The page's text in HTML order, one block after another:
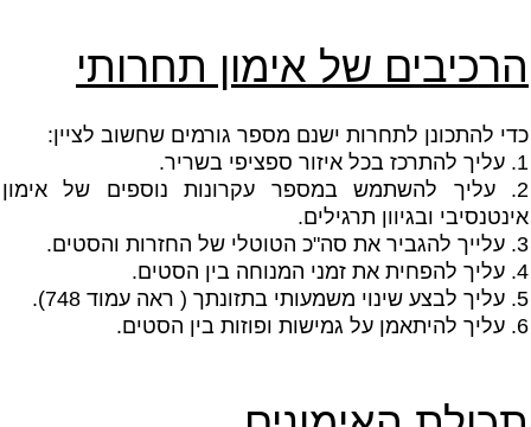
הרכיבים של אימון תחרותי
כדי להתכונן לתחרות ישנם מספר גורמים שחשוב לציין:
1. עליך להתרכז בכל איזור ספציפי בשריר.
2. עליך להשתמש במספר עקרונות נוספים של אימון
אינטנסיבי ובגיוון תרגילים.
3. עלייך להגביר את סה"כ הטוטלי של החזרות והסטים.
4. עליך להפחית את זמני המנוחה בין הסטים.
5. עליך לבצע שינוי משמעותי בתזונתך ( ראה עמוד 748).
6. עליך להיתאמן על גמישות ופוזות בין הסטים.